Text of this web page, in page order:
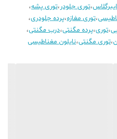
،توری جلودر ،توری پشه،
،توری مغازه،پرده جلودری،
،توری،پرده مگنتی،درب مگنتی،
،توری مگنتی،نایلون مغناطیسی